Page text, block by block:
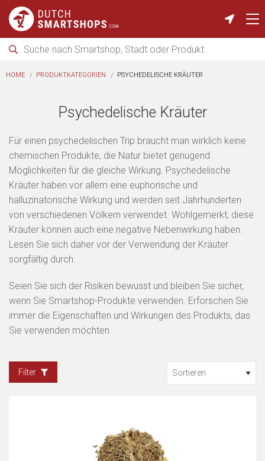
HOME PRODUKTKATEGORIEN PSYCHEDELISCHE KRÄUTER
Psychedelische Kräuter
Für einen psychedelischen Trip braucht man wirklich keine
chemischen Produkte, die Natur bietet genügend
Möglichkeiten für die gleiche Wirkung. Psychedelische
Kräuter haben vor allem eine euphorische und
halluzinatorische Wirkung und werden seit Jahrhunderten
von verschiedenen Völkern verwendet. Wohlgemerkt, diese
Kräuter können auch eine negative Nebenwirkung haben.
Lesen Sie sich daher vor der Verwendung der Kräuter
sorgfältig durch.
Seien Sie sich der Risiken bewusst und bleiben Sie sicher,
wenn Sie Smartshop-Produkte verwenden. Erforschen Sie
immer die Eigenschaften und Wirkungen des Produkts, das
Sie verwenden möchten.
Filter